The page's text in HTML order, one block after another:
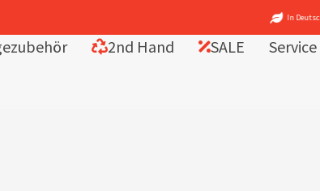
In Deutschland entworfen – fair in Europa produziert
2nd Hand SALE